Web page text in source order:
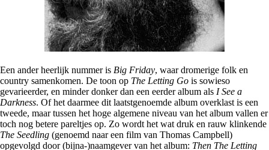
Een ander heerlijk nummer is Big Friday, waar dromerige folk en
country samenkomen. De toon op The Letting Go is sowieso
gevarieerder, en minder donker dan een eerder album als I See a
Darkness. Of het daarmee dit laatstgenoemde album overklast is een
tweede, maar tussen het hoge algemene niveau van het album vallen er
toch nog betere pareltjes op. Zo wordt het wat druk en rauw klinkende
The Seedling (genoemd naar een film van Thomas Campbell)
opgevolgd door (bijna-)naamgever van het album: Then The Letting